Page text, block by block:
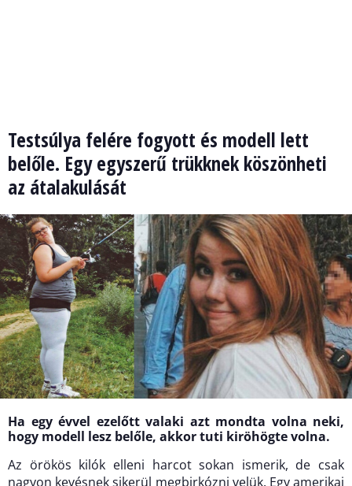
Testsúlya felére fogyott és modell lett
belőle. Egy egyszerű trükknek köszönheti
az átalakulását
Ha egy évvel ezelőtt valaki azt mondta volna neki,
hogy modell lesz belőle, akkor tuti kiröhögte volna.
Az örökös kilók elleni harcot sokan ismerik, de csak
nagyon kevésnek sikerül megbirkózni velük. Egy amerikai